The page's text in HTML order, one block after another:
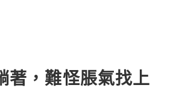
著，難怪脹氣找上